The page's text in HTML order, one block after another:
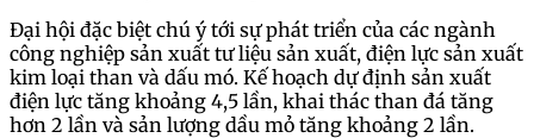
Đại hội đặc biệt chú ý tới sự phát triển của các ngành
công nghiệp sản xuất tư liệu sản xuất, điện lực sản xuất
kim loại than và dấu mó. Kế hoạch dự định sản xuất
điện lực tăng khoảng 4,5 lần, khai thác than đá tăng
hơn 2 lần và sản lượng dầu mỏ tăng khoảng 2 lần.